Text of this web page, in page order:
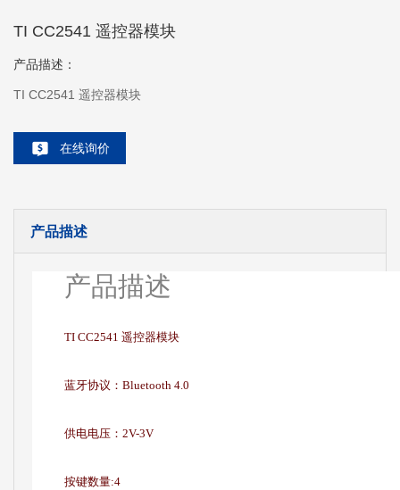
TI CC2541 遥控器模块
产品描述：
TI CC2541 遥控器模块
在线询价
产品描述
产品描述
TI CC2541 遥控器模块
蓝牙协议：Bluetooth 4.0
供电电压：2V-3V
按键数量:4